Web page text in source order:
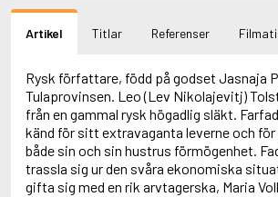
Adnan, Etel
Adolfsson, Evert
Adolfsson, Gunnar
Adolfsson, Josefine
Adolfsson, Maria
Adolphsen, Peter
Artikel Titlar Referenser
Rysk författare, född på godset Jasnaja
Tulaprovinsen. Leo (Lev Nikolajevitj)
från en gammal rysk högadlig släkt.
känd för sitt extravaganta leverne och
både sin och sin hustrus förmögenhet.
trassla sig ur den svåra ekonomiska
gifta sig med en rik arvtagerska, Maria